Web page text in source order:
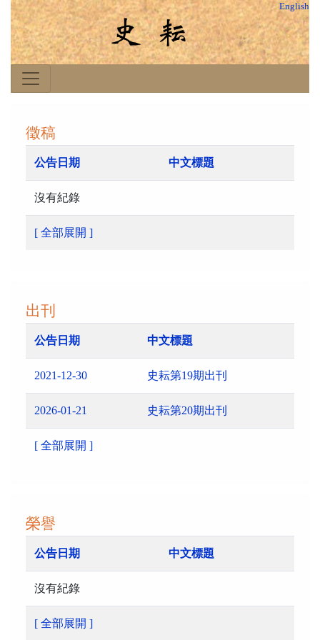
English
徵稿
公告日期 中文標題
沒有紀錄
[ 全部展開 ]
出刊
公告日期 中文標題
2021-12-30 史耘第19期出刊
2026-01-21 史耘第20期出刊
[ 全部展開 ]
榮譽
公告日期 中文標題
沒有紀錄
[ 全部展開 ]